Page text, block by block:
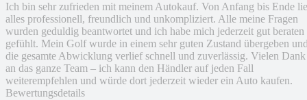
Ich bin sehr zufrieden mit meinem Autokauf. Von Anfang bis Ende
alles professionell, freundlich und unkompliziert. Alle meine Fragen
wurden geduldig beantwortet und ich habe mich jederzeit gut beraten
gefühlt. Mein Golf wurde in einem sehr guten Zustand übergeben
die gesamte Abwicklung verlief schnell und zuverlässig. Vielen Dank
an das ganze Team – ich kann den Händler auf jeden Fall
weiterempfehlen und würde dort jederzeit wieder ein Auto kaufen.
Bewertungsdetails